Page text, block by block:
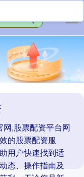
,股票配资平台网
的股票配资服
用户快速找到适
态、操作指南及